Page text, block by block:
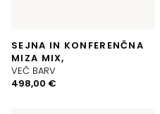
SEJNA IN KONFERENČNA
MIZA MIX,
VEČ BARV
498,00 €